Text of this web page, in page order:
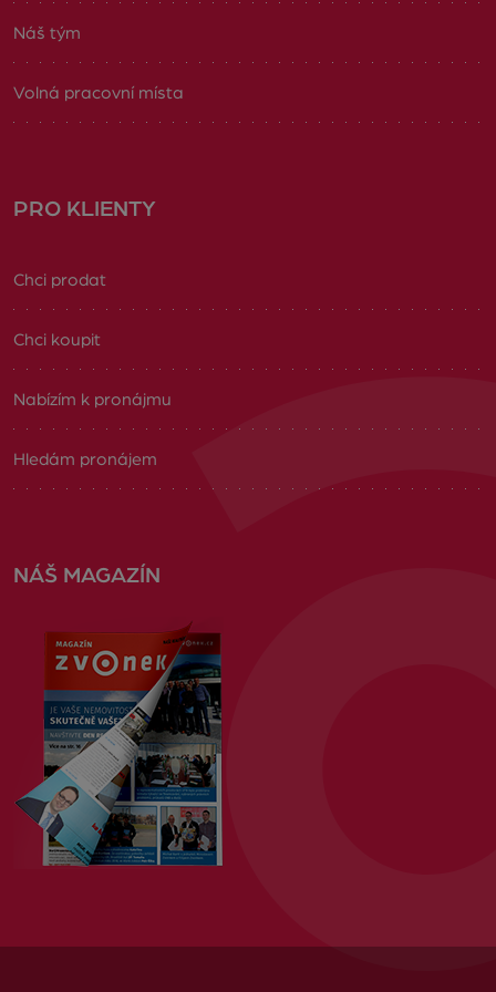
Náš tým
Volná pracovní místa
PRO KLIENTY
Chci prodat
Chci koupit
Nabízím k pronájmu
Hledám pronájem
NÁŠ MAGAZÍN